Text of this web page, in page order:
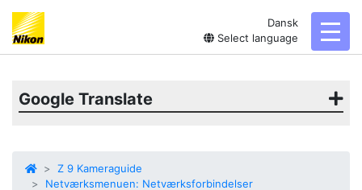
Dansk
Select language
Google Translate
Z 9 Kameraguide
Netværksmenuen: Netværksforbindelser